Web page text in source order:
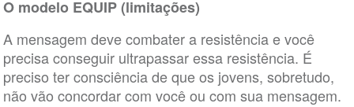
O modelo EQUIP (limitações)
A mensagem deve combater a resistência e você
precisa conseguir ultrapassar essa resistência. É
preciso ter consciência de que os jovens, sobretudo,
não vão concordar com você ou com sua mensagem.